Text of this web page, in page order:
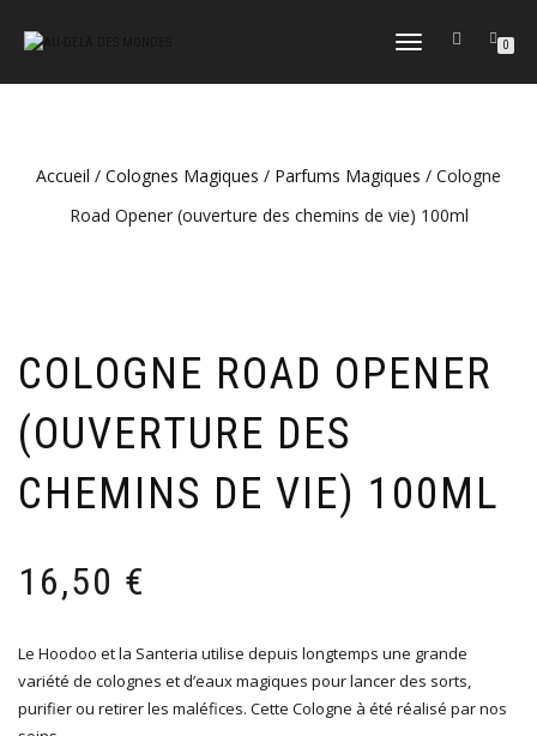
DÉPLIER
NAVIGATION
0
Accueil / Colognes Magiques / Parfums Magiques / Cologne
Road Opener (ouverture des chemins de vie) 100ml
COLOGNE ROAD OPENER
(OUVERTURE DES
CHEMINS DE VIE) 100ML
16,50 €
Le Hoodoo et la Santeria utilise depuis longtemps une grande
variété de colognes et d’eaux magiques pour lancer des sorts,
purifier ou retirer les maléfices. Cette Cologne à été réalisé par nos